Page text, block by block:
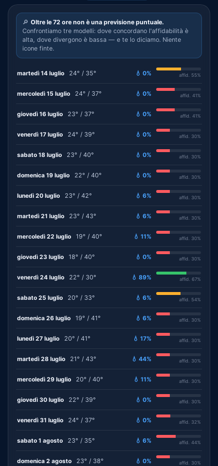
🔎 Oltre le 72 ore non è una previsione puntuale.
Confrontiamo tre modelli: dove concordano l'affidabilità è
alta, dove divergono è bassa — e te lo diciamo. Niente
icone finte.
martedì 14 luglio 24° / 35° 💧 0% affid. 55%
mercoledì 15 luglio 24° / 37° 💧 0% affid. 41%
giovedì 16 luglio 23° / 37° 💧 0% affid. 41%
venerdì 17 luglio 24° / 39° 💧 0% affid. 30%
sabato 18 luglio 23° / 40° 💧 0% affid. 30%
domenica 19 luglio 22° / 40° 💧 0% affid. 30%
lunedì 20 luglio 23° / 42° 💧 6% affid. 30%
martedì 21 luglio 23° / 43° 💧 6% affid. 30%
mercoledì 22 luglio 19° / 40° 💧 11% affid. 30%
giovedì 23 luglio 18° / 40° 💧 0% affid. 30%
venerdì 24 luglio 22° / 30° 💧 89% affid. 67%
sabato 25 luglio 20° / 33° 💧 6% affid. 54%
domenica 26 luglio 19° / 41° 💧 6% affid. 30%
lunedì 27 luglio 20° / 41° 💧 17% affid. 30%
martedì 28 luglio 21° / 43° 💧 44% affid. 30%
mercoledì 29 luglio 20° / 40° 💧 11% affid. 30%
giovedì 30 luglio 22° / 39° 💧 0% affid. 30%
venerdì 31 luglio 24° / 37° 💧 0% affid. 32%
sabato 1 agosto 23° / 35° 💧 6% affid. 44%
domenica 2 agosto 23° / 38° 💧 0% affid. 30%